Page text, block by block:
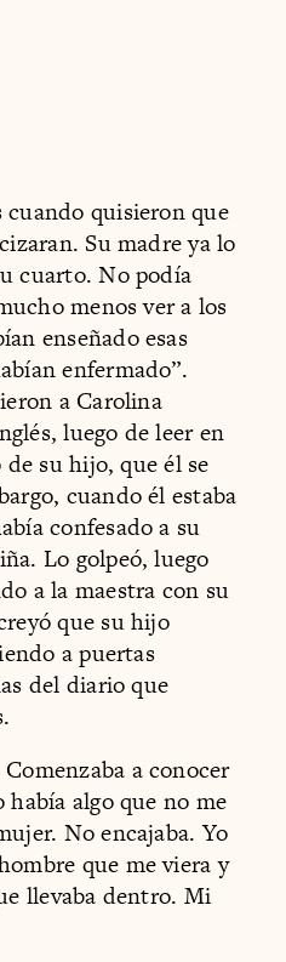
cuando quisieron que
Su madre ya lo
cuarto. No podía
menos ver a los
enseñado esas
enfermado”.
a Carolina
luego de leer en
su hijo, que él se
cuando él estaba
confesado a su
Lo golpeó, luego
a la maestra con su
que su hijo
a puertas
del diario que
a conocer
había algo que no me
No encajaba. Yo
que me viera y
llevaba dentro. Mi